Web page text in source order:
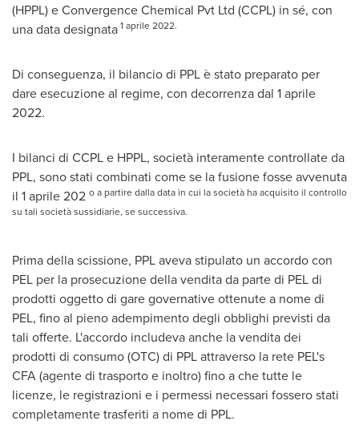
(HPPL) e Convergence Chemical Pvt Ltd (CCPL) in sé, con
una data designata1 aprile 2022.
Di conseguenza, il bilancio di PPL è stato preparato per
dare esecuzione al regime, con decorrenza dal 1 aprile
2022.
I bilanci di CCPL e HPPL, società interamente controllate da
PPL, sono stati combinati come se la fusione fosse avvenuta
il 1 aprile 202 o a partire dalla data in cui la società ha acquisito il controllo
su tali società sussidiarie, se successiva.
Prima della scissione, PPL aveva stipulato un accordo con
PEL per la prosecuzione della vendita da parte di PEL di
prodotti oggetto di gare governative ottenute a nome di
PEL, fino al pieno adempimento degli obblighi previsti da
tali offerte. L'accordo includeva anche la vendita dei
prodotti di consumo (OTC) di PPL attraverso la rete PEL's
CFA (agente di trasporto e inoltro) fino a che tutte le
licenze, le registrazioni e i permessi necessari fossero stati
completamente trasferiti a nome di PPL.